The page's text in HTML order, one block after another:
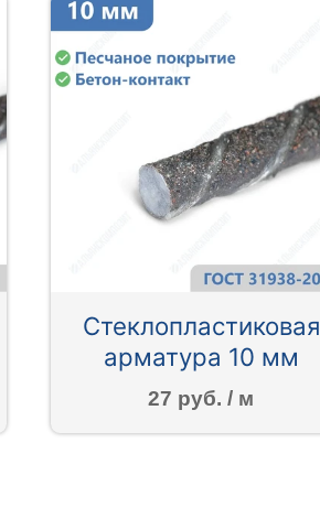
Стеклопластиковая
арматура 10 мм
27 руб. / м